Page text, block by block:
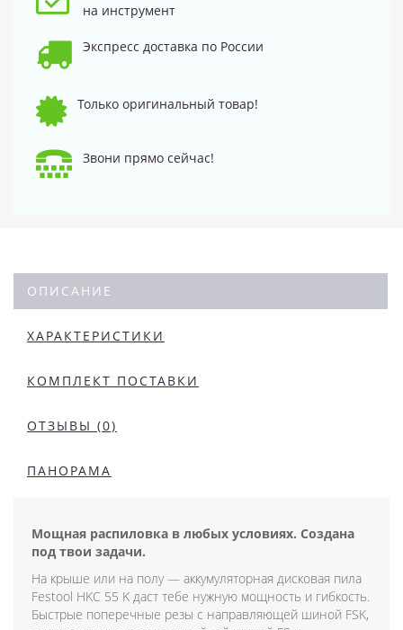
на инструмент
Экспресс доставка по России
Только оригинальный товар!
Звони прямо сейчас!
ОПИСАНИЕ
ХАРАКТЕРИСТИКИ
КОМПЛЕКТ ПОСТАВКИ
ОТЗЫВЫ (0)
ПАНОРАМА
Мощная распиловка в любых условиях. Создана
под твои задачи.
На крыше или на полу — аккумуляторная дисковая пила
Festool HKC 55 K даст тебе нужную мощность и гибкость.
Быстрые поперечные резы с направляющей шиной FSK,